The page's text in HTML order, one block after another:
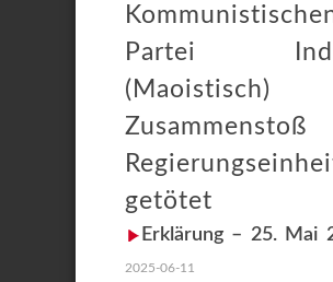
Partei
(Maoistisch)
getötet
Erklärung – 25. Mai
2025-06-11